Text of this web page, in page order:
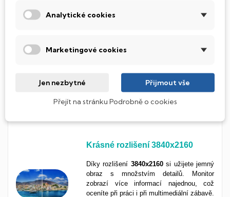
Dokonalá ostrost ve 4K rozlišení
potěší oko každého – grafik, filmař, hráč i
fotografie vypadají naprosto
písmo je dokonale ostréa prostor na
obrazovce jako stvořený pro
práci i zábavu ve vysokém rozlišení
Krásné rozlišení 3840x2160
Díky rozlišení 3840x2160si užijete jemný
obraz s množstvím detailů. Monitor
zobrazí více informací najednou, což
oceníte při práci i při multimediální zábavě.
Analytické cookies
Marketingové cookies
Jen nezbytné Přijmout vše
Přejít na stránku Podrobně o cookies